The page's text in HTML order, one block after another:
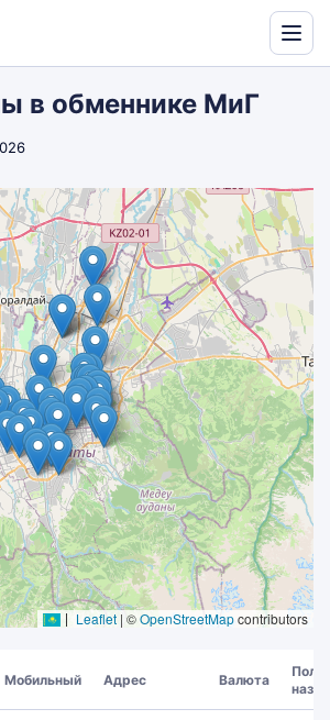
by
Translate
в обменнике МиГ
Leaflet | ©OpenStreetMapcontributors
Мобильный Адрес Валюта